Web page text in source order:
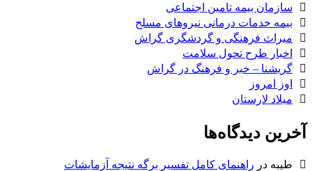
سازمان بیمه تامین اجتماعی
بیمه خدمات درمانی نیروهای مسلح
میراث فرهنگی و گردشگری گراش
اخبار طرح تحول سلامت
گریشنا – خبر و فرهنگ در گراش
اوز امروز
میلاد لارستان
آخرین دیدگاه‌ها
طیبه در راهنمای کامل تفسیر برگه نتیجه آزمایشات